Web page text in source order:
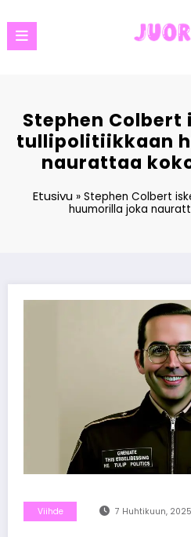
to
content
Stephen Colbert
tullipolitiikkaan
naurattaa
Etusivu» Stephen Colbert
huumorilla joka
Viihde 7 Huhtikuun, 2025